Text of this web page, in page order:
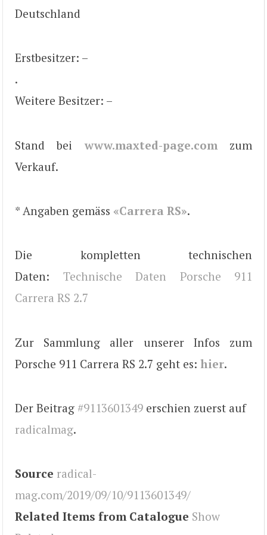
Deutschland
Erstbesitzer: –
.
Weitere Besitzer: –
Stand bei www.maxted-page.com zum
Verkauf.
* Angaben gemäss «Carrera RS».
Die kompletten technischen
Daten: Technische Daten Porsche 911
Carrera RS 2.7
Zur Sammlung aller unserer Infos zum
Porsche 911 Carrera RS 2.7 geht es: hier.
Der Beitrag #9113601349 erschien zuerst auf
radicalmag.
Source radical-
mag.com/2019/09/10/9113601349/
Related Items from Catalogue Show